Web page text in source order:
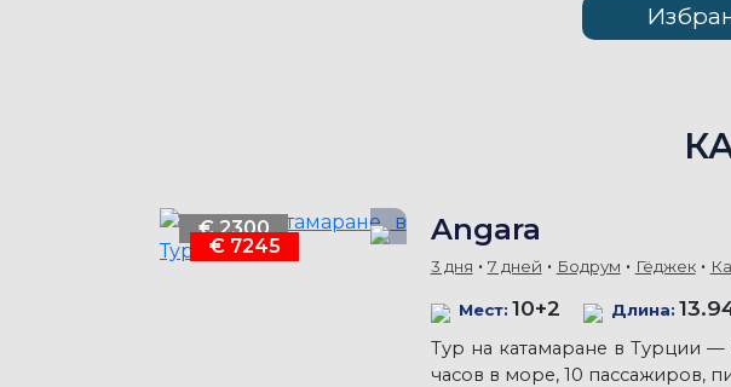
€ 2300
€ 7245 Angara
3 дня 7 дней Бодрум Гёджек
Мест: 10+2 Длина:
Тур на катамаране в Турции
часов в море, 10 пассажиров,